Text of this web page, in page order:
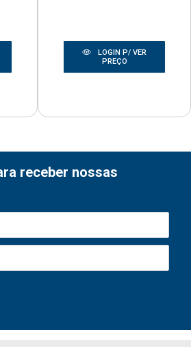
LOGIN P/ VER
PREÇO
receber nossas